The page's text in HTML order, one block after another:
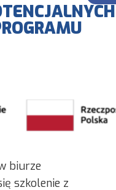
biurze
szkolenie z